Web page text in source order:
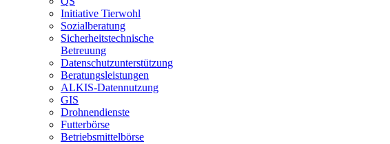
Initiative Tierwohl
Sozialberatung
Sicherheitstechnische
Betreuung
Datenschutzunterstützung
Beratungsleistungen
ALKIS-Datennutzung
GIS
Drohnendienste
Futterbörse
Betriebsmittelbörse